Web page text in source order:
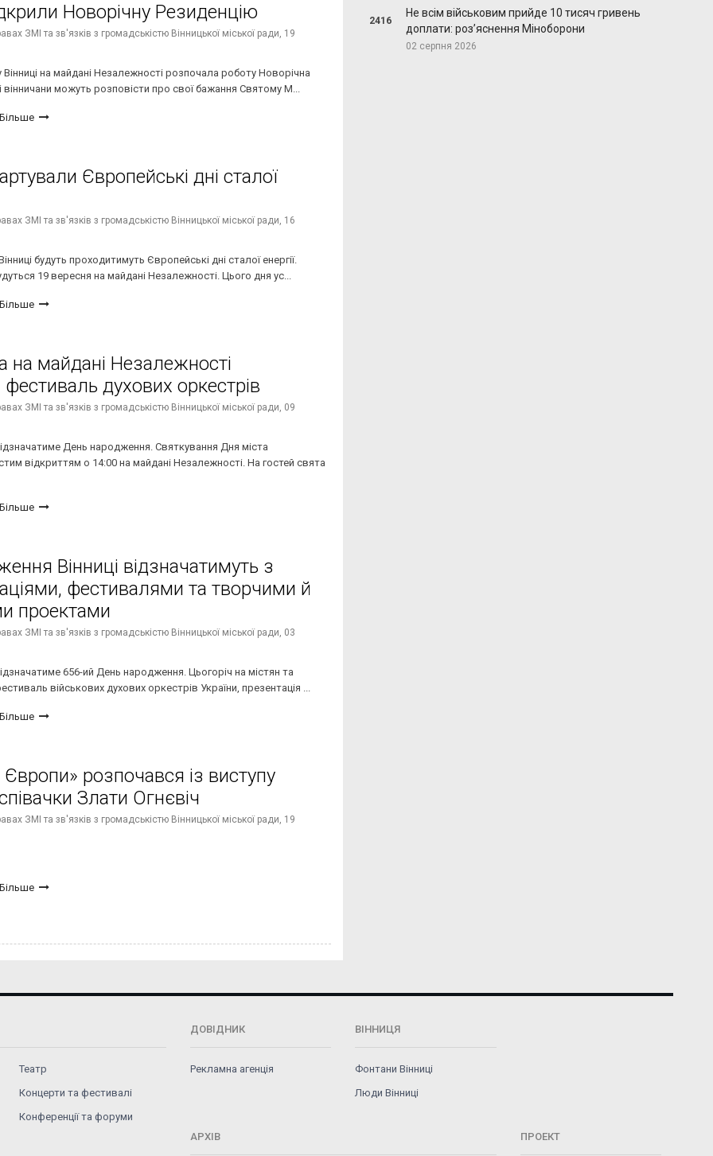
Новорічну Резиденцію
ЗМІ та зв'язків з громадськістю Вінницької міської ради, 19
Вінниці на майдані Незалежності розпочала роботу Новорічна
вінничани можуть розповісти про свої бажання Святому М...
Більше
Європейські дні сталої
ЗМІ та зв'язків з громадськістю Вінницької міської ради, 16
будуть проходитимуть Європейські дні сталої енергії.
19 вересня на майдані Незалежності. Цього дня ус...
Більше
на майдані Незалежності
фестиваль духових оркестрів
ЗМІ та зв'язків з громадськістю Вінницької міської ради, 09
День народження. Святкування Дня міста
відкриттям о 14:00 на майдані Незалежності. На гостей свята
Більше
Вінниці відзначатимуть з
фестивалями та творчими й
проектами
ЗМІ та зв'язків з громадськістю Вінницької міської ради, 03
656-ий День народження. Цьогоріч на містян та
військових духових оркестрів України, презентація ...
Більше
розпочався із виступу
Злати Огнєвіч
ЗМІ та зв'язків з громадськістю Вінницької міської ради, 19
Більше
2416
Не всім військовим прийде 10 тисяч гривень
доплати: роз’яснення Міноборони
02 серпня 2026
Театр
Концерти та фестивалі
Конференції та форуми
ДОВІДНИК
Рекламна агенція
ВІННИЦЯ
Фонтани Вінниці
Люди Вінниці
АРХІВ ПРОЕКТ